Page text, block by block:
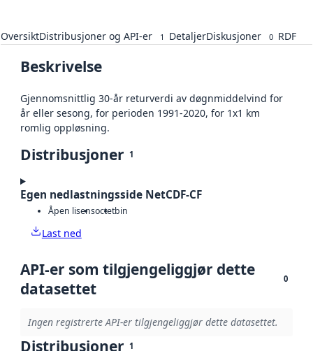
OversiktDistribusjoner og API-er 1 DetaljerDiskusjoner 0 RDF
Beskrivelse
Gjennomsnittlig 30-år returverdi av døgnmiddelvind for
år eller sesong, for perioden 1991-2020, for 1x1 km
romlig oppløsning.
Distribusjoner 1
Egen nedlastningsside NetCDF-CF
Åpen lisensoctetbin
Last ned
API-er som tilgjengeliggjør dette
datasettet
0
Ingen registrerte API-er tilgjengeliggjør dette datasettet.
Distribusjoner 1